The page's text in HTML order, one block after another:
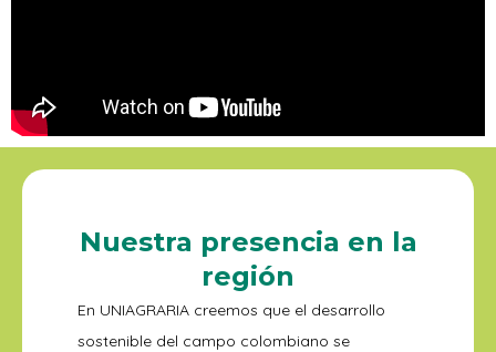
Nuestra presencia en la
región
En UNIAGRARIA creemos que el desarrollo
sostenible del campo colombiano se